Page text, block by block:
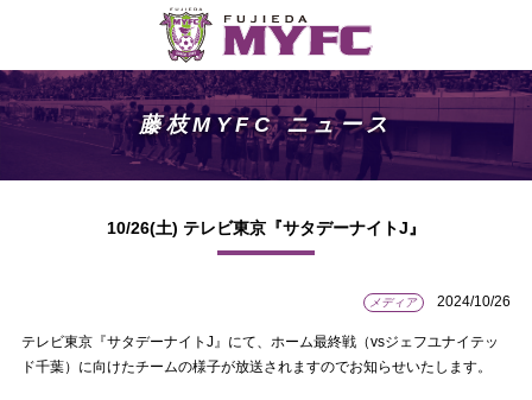
藤枝MYFC ニュース
10/26(土) テレビ東京『サタデーナイトJ』
メディア 2024/10/26
テレビ東京『サタデーナイトJ』にて、ホーム最終戦（vsジェフユナイテッ
ド千葉）に向けたチームの様子が放送されますのでお知らせいたします。